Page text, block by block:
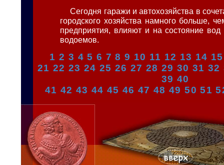
Сегодня гаражи и автохозяйства в
городского хозяйства намного больше,
предприятия, влияют и на состояние вод
водоемов.
1 2 3 4 5 6 7 8 9 10 11 12 13 14 15
21 22 23 24 25 26 27 28 29 30 31 32
39 40
41 42 43 44 45 46 47 48 49 50 51